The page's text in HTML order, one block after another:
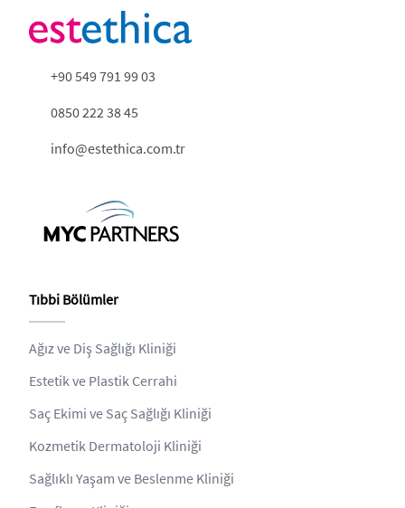
+90 549 791 99 03
0850 222 38 45
info@estethica.com.tr
Tıbbi Bölümler
Ağız ve Diş Sağlığı Kliniği
Estetik ve Plastik Cerrahi
Saç Ekimi ve Saç Sağlığı Kliniği
Kozmetik Dermatoloji Kliniği
Sağlıklı Yaşam ve Beslenme Kliniği